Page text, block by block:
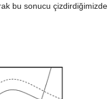
bu sonucu çizdirdiğimizde